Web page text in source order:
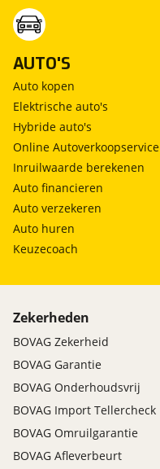
AUTO'S
Auto kopen
Elektrische auto's
Hybride auto's
Online Autoverkoopservice
Inruilwaarde berekenen
Auto financieren
Auto verzekeren
Auto huren
Keuzecoach
Zekerheden
BOVAG Zekerheid
BOVAG Garantie
BOVAG Onderhoudsvrij
BOVAG Import Tellercheck
BOVAG Omruilgarantie
BOVAG Afleverbeurt